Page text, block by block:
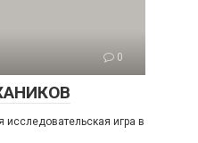
0
исследовательская игра в